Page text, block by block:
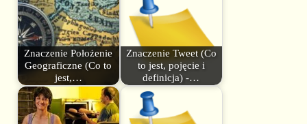
Znaczenie Położenie
Geograficzne (Co to
jest,…
Znaczenie Tweet (Co
to jest, pojęcie i
definicja) -…